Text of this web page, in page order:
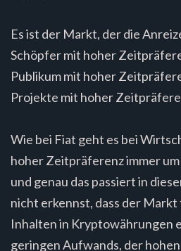
Es ist der Markt, der die
Schöpfer mit hoher
Publikum mit hoher
Projekte mit hoher
Wie bei Fiat geht es bei
hoher Zeitpräferenz immer
und genau das passiert in
nicht erkennst, dass der
Inhalten in Kryptowährungen
geringen Aufwands, der